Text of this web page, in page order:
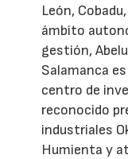
León,
ámbito
gestión,
Salamanca
centro de
reconocido
industriales
Humienta y